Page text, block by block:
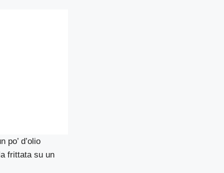
po’ d’olio
frittata su un